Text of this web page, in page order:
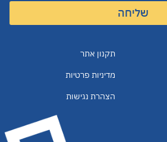
שליחה
תקנון אתר
מדיניות פרטיות
הצהרת נגישות